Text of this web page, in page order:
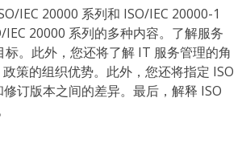
IEC 20000 系列和 ISO/IEC 20000-1
20000 系列的多种内容。了解服务
标。此外，您还将了解 IT 服务管理的角
策的组织优势。此外，您还将指定 ISO
订版本之间的差异。最后，解释 ISO